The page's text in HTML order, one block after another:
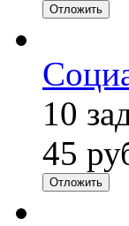
Отложить
10
45
Отложить